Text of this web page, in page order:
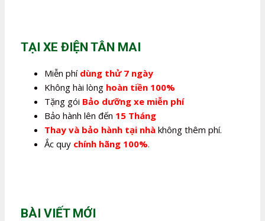
TẠI XE ĐIỆN TÂN MAI
Miễn phí dùng thử 7 ngày
Không hài lòng hoàn tiền 100%
Tặng gói Bảo dưỡng xe miễn phí
Bảo hành lên đến 15 Tháng
Thay và bảo hành tại nhà không thêm phí.
Ắc quy chính hãng 100%.
BÀI VIẾT MỚI